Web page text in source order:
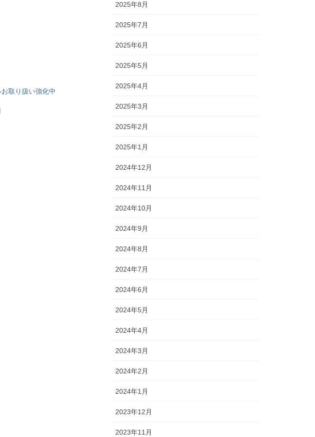
取り扱い強化中
2025年8月
2025年7月
2025年6月
2025年5月
2025年4月
2025年3月
2025年2月
2025年1月
2024年12月
2024年11月
2024年10月
2024年9月
2024年8月
2024年7月
2024年6月
2024年5月
2024年4月
2024年3月
2024年2月
2024年1月
2023年12月
2023年11月